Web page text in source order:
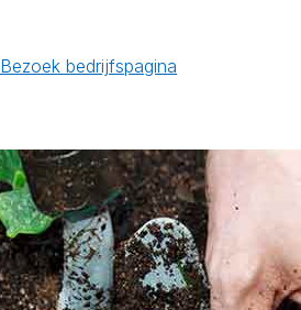
Bezoek bedrijfspagina